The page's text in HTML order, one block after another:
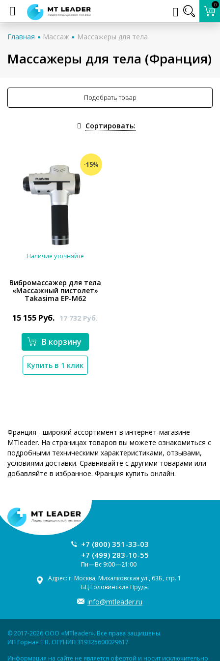
0
Главная Массаж Массажеры для тела
Массажеры для тела (Франция)
Подобрать товар
Сортировать:
-15%
*}
Наличие уточняйте
Вибромассажер для тела
«Массажный пистолет»
Takasima EP-M62
15 155 Руб. 17 732Руб.
В корзину
Купить в 1 клик
Франция - широкий ассортимент в интернет-магазине
MTleader. На страницах товаров вы можете ознакомиться с
подробными техническими характеристиками, отзывами,
условиями доставки. Сравнивайте с другими товарами или
добавляйте в избранное. Франция купить онлайн.
+7 (800) 351-33-03
+7 (499) 283-10-55
Пн—Вс 9:00—21:00
Адрес: г. Москва, Михалковская ул., 63Б, стр. 1
БЦ Головинские Пруды
info@mtleader.ru
© 2017-2026 ООО «MTleader». Все права защищены.
ИП Горная Е.В. ОГРНИП 319325600029617
Информация на сайте не является офертой и носит исключительно